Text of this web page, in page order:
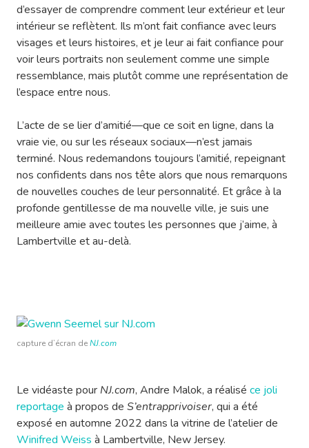
d’essayer de comprendre comment leur extérieur et leur
intérieur se reflètent. Ils m’ont fait confiance avec leurs
visages et leurs histoires, et je leur ai fait confiance pour
voir leurs portraits non seulement comme une simple
ressemblance, mais plutôt comme une représentation de
l’espace entre nous.
L’acte de se lier d’amitié—que ce soit en ligne, dans la
vraie vie, ou sur les réseaux sociaux—n’est jamais
terminé. Nous redemandons toujours l’amitié, repeignant
nos confidents dans nos tête alors que nous remarquons
de nouvelles couches de leur personnalité. Et grâce à la
profonde gentillesse de ma nouvelle ville, je suis une
meilleure amie avec toutes les personnes que j’aime, à
Lambertville et au-delà.
capture d’écran deNJ.com
Le vidéaste pour NJ.com, Andre Malok, a réalisé ce joli
reportage à propos de S’entrapprivoiser, qui a été
exposé en automne 2022 dans la vitrine de l’atelier de
Winifred Weiss à Lambertville, New Jersey.